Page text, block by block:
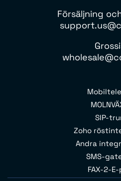
Försäljning
SIP-
Zoho
Andra
SMS-
FAX-2-